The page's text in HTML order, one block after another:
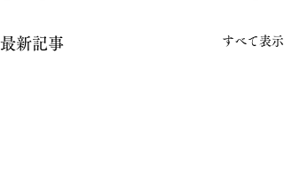
最新記事 すべて表示